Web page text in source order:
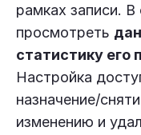
рамках записи. В
просмотреть
статистику его
Настройка
назначение/
изменению и